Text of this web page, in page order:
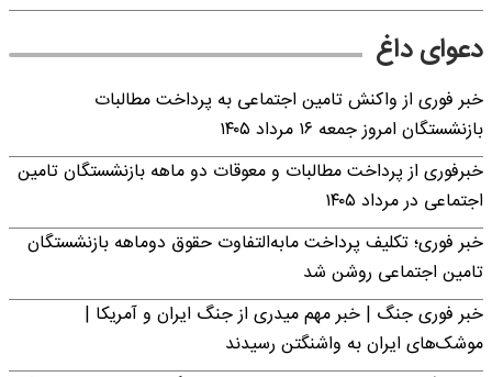
دعوای داغ
خبر فوری از واکنش تامین اجتماعی به پرداخت مطالبات
بازنشستگان امروز جمعه ۱۶ مرداد ۱۴۰۵
خبرفوری از پرداخت مطالبات و معوقات دو ماهه بازنشستگان تامین
اجتماعی در مرداد ۱۴۰۵
خبر فوری؛ تکلیف پرداخت مابه‌التفاوت حقوق دوماهه بازنشستگان
تامین اجتماعی روشن شد
خبر فوری جنگ | خبر مهم میدری از جنگ ایران و آمریکا |
موشک‌های ایران به واشنگتن رسیدند